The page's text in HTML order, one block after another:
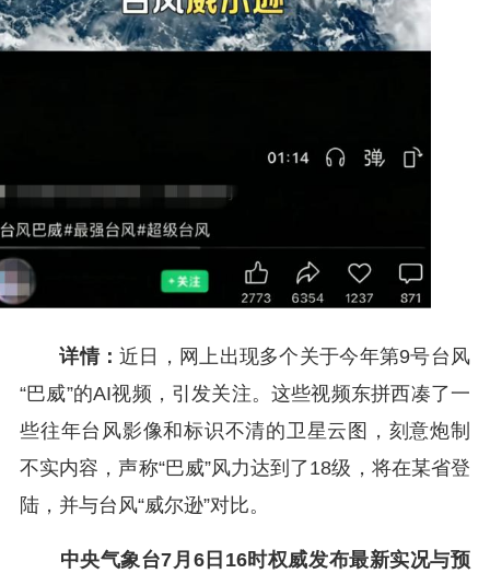
详情：近日，网上出现多个关于今年第9号台风
“巴威”的AI视频，引发关注。这些视频东拼西凑了一
些往年台风影像和标识不清的卫星云图，刻意炮制
不实内容，声称“巴威”风力达到了18级，将在某省登
陆，并与台风“威尔逊”对比。
中央气象台7月6日16时权威发布最新实况与预